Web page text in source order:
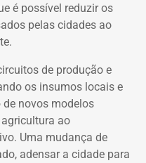
é possível reduzir os
pelas cidades ao
de produção e
os insumos locais e
novos modelos
ao
Uma mudança de
adensar a cidade para